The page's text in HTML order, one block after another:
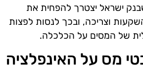
ישראל יצטרך להפחית את
וצריכה, ובכך לנסות לפצות
של המסים על הכלכלה.
מס על האינפלציה